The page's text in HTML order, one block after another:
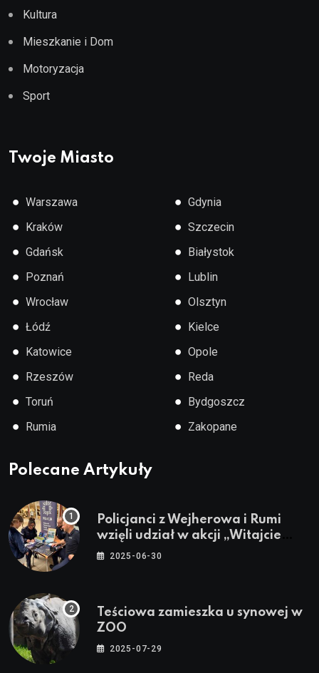
Kultura
Mieszkanie i Dom
Motoryzacja
Sport
Twoje Miasto
● Warszawa
● Kraków
● Gdańsk
● Poznań
● Wrocław
● Łódź
● Katowice
● Rzeszów
● Toruń
● Rumia
● Gdynia
● Szczecin
● Białystok
● Lublin
● Olsztyn
● Kielce
● Opole
● Reda
● Bydgoszcz
● Zakopane
Polecane Artykuły
Policjanci z Wejherowa i Rumi
wzięli udział w akcji „Witajcie
Wakacje”
2025-06-30
Teściowa zamieszka u synowej w
ZOO
2025-07-29